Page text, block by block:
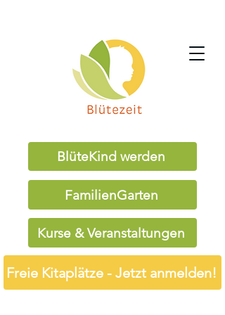
BlüteKind werden
FamilienGarten
Kurse & Veranstaltungen
Freie Kitaplätze - Jetzt anmelden!